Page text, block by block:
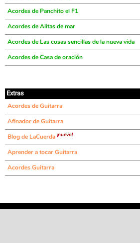
Acordes de Panchito el F1
Acordes de Alitas de mar
Acordes de Las cosas sencillas de la nueva vida
Acordes de Casa de oración
Extras
Acordes de Guitarra
Afinador de Guitarra
Blog de LaCuerda ¡nuevo!
Aprender a tocar Guitarra
Acordes Guitarra